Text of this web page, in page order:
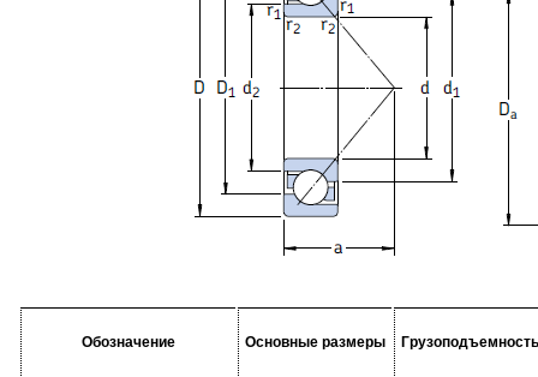
Обозначение Основные размеры Грузоподъемность